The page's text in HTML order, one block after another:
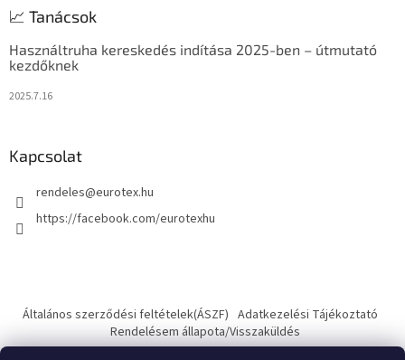
📈 Tanácsok
Használtruha kereskedés indítása 2025-ben – útmutató
kezdőknek
2025.7.16
Kapcsolat
rendeles@eurotex.hu
https://facebook.com/eurotexhu
Általános szerződési feltételek(ÁSZF) Adatkezelési Tájékoztató
Rendelésem állapota/Visszaküldés